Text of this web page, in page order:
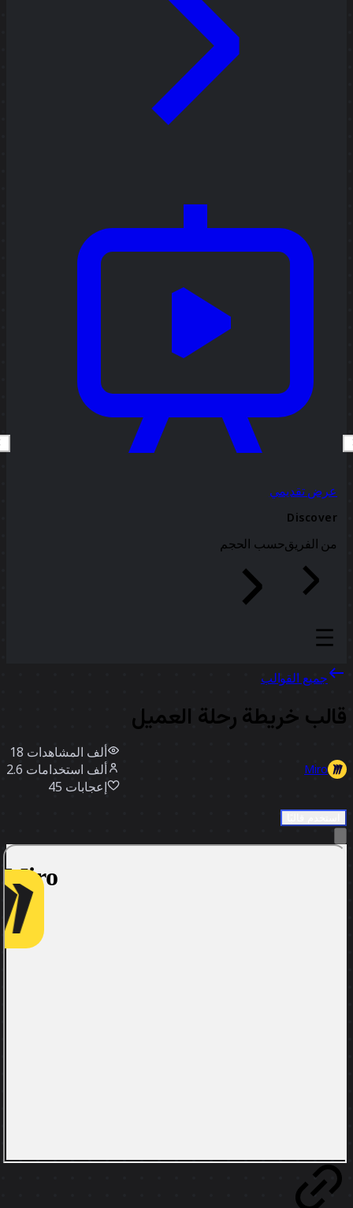
عرض تقديمي
Discover
من الفريق حسب الحجم
جميع القوالب
خريطة رحلة العميل
Miro
18 ألفالمشاهدات
2.6 ألفاستخدامات
45إعجابات